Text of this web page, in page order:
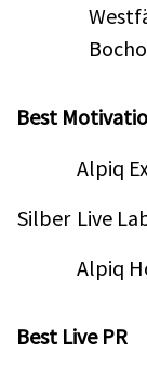
Best
Silber
Alpiq
Live
Alpiq
Best Live PR